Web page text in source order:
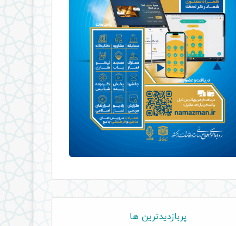
پربازدیدترین ها